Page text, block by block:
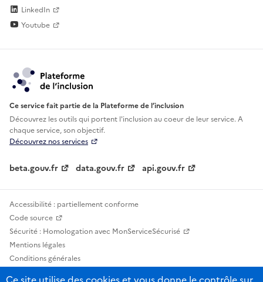
LinkedIn
Youtube
Ce service fait partie de la Plateforme de l’inclusion
Découvrez les outils qui portent l'inclusion aucoeur de leur service. A
chaque service, son objectif.
Découvrez nos services
beta.gouv.fr data.gouv.fr api.gouv.fr
Accessibilité : partiellement conforme
Code source
Sécurité : Homologation avec MonServiceSécurisé
Mentions légales
Conditions générales